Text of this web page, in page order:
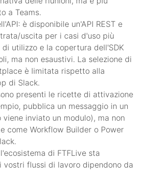
a Teams.
è disponibile un'API REST e
uscita per i casi d'uso più
utilizzo e la copertura dell'SDK
ma non esaustivi. La selezione di
è limitata rispetto alla
di Slack.
presenti le ricette di attivazione
pubblica un messaggio in un
viene inviato un modulo), ma non
come Workflow Builder o Power
di FTFLive sta
vostri flussi di lavoro dipendono da